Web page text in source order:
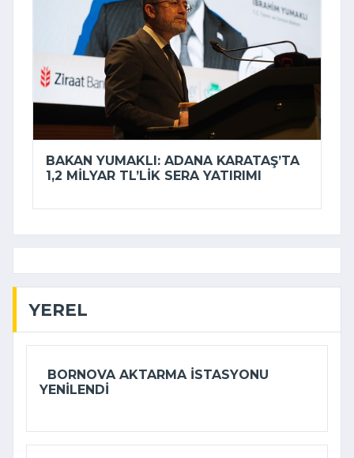
BAKAN YUMAKLI: ADANA KARATAŞ’TA
1,2 MILYAR TL’LIK SERA YATIRIMI
YEREL
BORNOVA AKTARMA İSTASYONU
YENILENDI